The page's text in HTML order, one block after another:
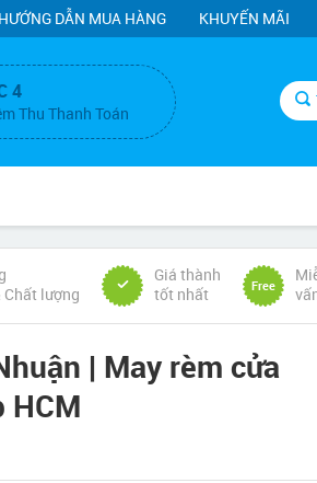
HƯỚNG DẪN MUA HÀNG KHUYẾN MÃI
4
Thu Thanh Toán
Chất lượng
Giá thành
tốt nhất
Free
| May rèm cửa
HCM